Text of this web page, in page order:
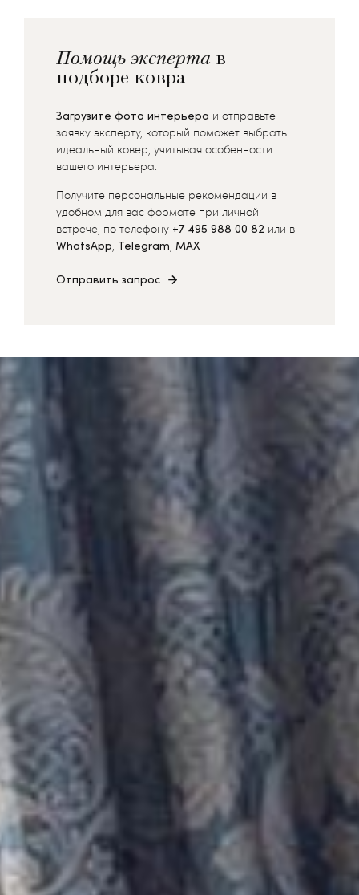
Помощь эксперта в
подборе ковра
Загрузите фото интерьера и отправьте
заявку эксперту, который поможет выбрать
идеальный ковер, учитывая особенности
вашего интерьера.
Получите персональные рекомендации в
удобном для вас формате при личной
встрече, по телефону +7 495 988 00 82 или в
WhatsApp, Telegram, MAX
Отправить запрос